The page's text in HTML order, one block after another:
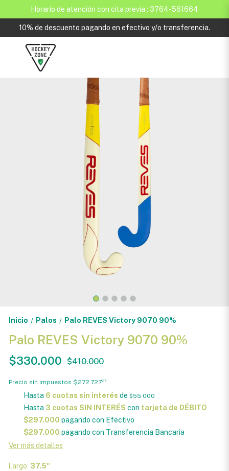
Horario de atención con cita previa : 3764-561664
10% de descuento pagando en efectivo y/o transferencia.
Inicio / Palos / Palo REVES Victory 9070 90%
Palo REVES Victory 9070 90%
$330.000 $410.000
Precio sin impuestos $272.72727
Hasta 6 cuotas sin interés de $55.000
Hasta 3 cuotas SIN INTERÉS con tarjeta de DÉBITO
$297.000 pagando con Efectivo
$297.000 pagando con Transferencia Bancaria
Ver más detalles
Largo: 37.5"